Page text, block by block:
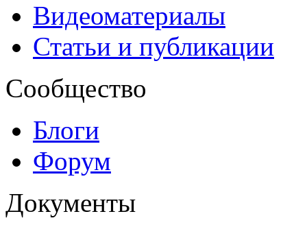
Видеоматериалы
Статьи и публикации
Сообщество
Блоги
Форум
Документы